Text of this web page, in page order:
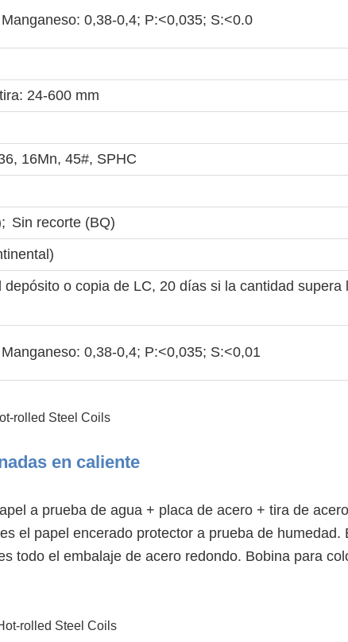
0,38-0,4; P:<0,035; S:<0.0
24-600 mm
16Mn, 45#, SPHC
Sin recorte (BQ)
o copia de LC, 20 días si la cantidad supera
0,38-0,4; P:<0,035; S:<0,01
en caliente
a prueba de agua + placa de acero + tira de
el papel encerado protector a prueba de humedad.
todo el embalaje de acero redondo. Bobina para